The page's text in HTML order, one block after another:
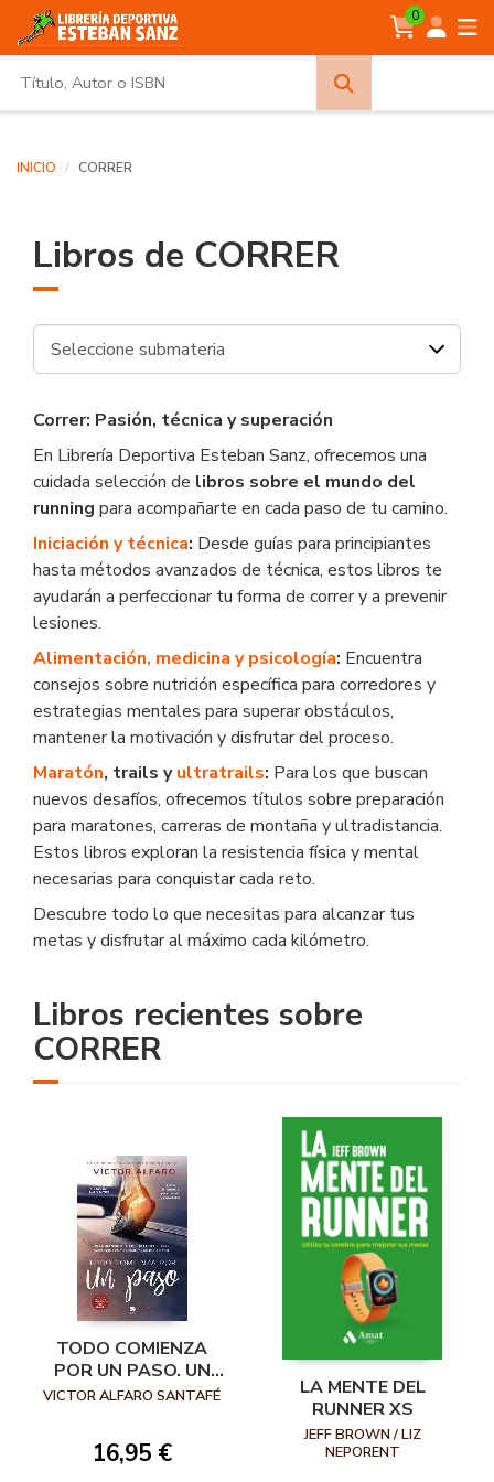
0
INICIO CORRER
Libros de CORRER
Correr: Pasión, técnica y superación
En Librería Deportiva Esteban Sanz, ofrecemos una
cuidada selección de libros sobre el mundo del
running para acompañarte en cada paso de tu camino.
Iniciación y técnica: Desde guías para principiantes
hasta métodos avanzados de técnica, estos libros te
ayudarán a perfeccionar tu forma de correr y a prevenir
lesiones.
Alimentación, medicina y psicología: Encuentra
consejos sobre nutrición específica para corredores y
estrategias mentales para superar obstáculos,
mantener la motivación y disfrutar del proceso.
Maratón, trails yultratrails: Para los que buscan
nuevos desafíos, ofrecemos títulos sobre preparación
para maratones, carreras de montaña y ultradistancia.
Estos libros exploran la resistencia física y mental
necesarias para conquistar cada reto.
Descubre todo lo que necesitas para alcanzar tus
metas y disfrutar al máximo cada kilómetro.
Libros recientes sobre
CORRER
TODO COMIENZA
POR UN PASO. UN
COMPENDIO DE LO
TUS PIES SEAN TU
VICTOR ALFARO SANTAFÉ
16,95 €
LA MENTE DEL
RUNNER XS
JEFF BROWN / LIZ
NEPORENT